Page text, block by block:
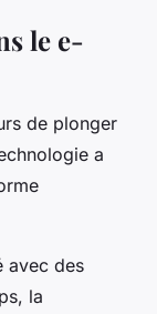
le e-
de plonger
a
avec des
la